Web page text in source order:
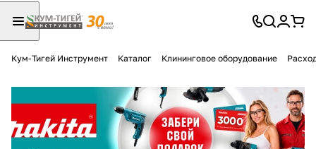
Кум-Тигей Инструмент Каталог Клининговое оборудование
Разбейте
оплатуна части